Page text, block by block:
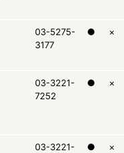
03-5275-
3177
● ×
03-3221-
7252
● ×
03-3221-
● ×